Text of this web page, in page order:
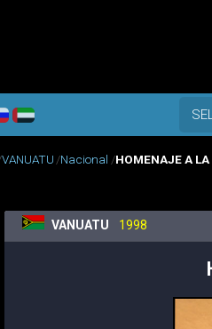
VANUATU Nacional HOMENAJE A LA
VANUATU 1998